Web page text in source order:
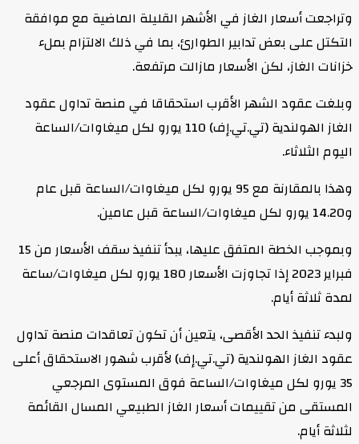
وتراجعت أسعار الغاز في الأشهر القليلة الماضية مع موافقة
التكتل على بعض تدابير الطوارئ، بما في ذلك الالتزام بملء
خزانات الغاز، لكن الأسعار مازالت مرتفعة.
وبلغت عقود الشهر الأقرب استحقاقا في منصة تداول عقود
الغاز الهولندية (تي.تي.إف) 110 يورو لكل ميغاوات/الساعة
اليوم الثلاثاء.
وهذا بالمقارنة مع 95 يورو لكل ميغاوات/الساعة قبل عام
و14.20 يورو لكل ميغاوات/الساعة قبل عامين.
وبموجب الخطة المتفق عليها، يبدأ تنفيذ سقف الأسعار من 15
فبراير 2023 إذا تجاوزت الأسعار 180 يورو لكل ميغاوات/ساعة
لمدة ثلاثة أيام.
ولبدء تنفيذ الحد الأقصى، يتعين أن تكون تعاقدات منصة تداول
عقود الغاز الهولندية (تي.تي.إف) لأقرب شهور الاستحقاق أعلى
35 يورو لكل ميغاوات/الساعة فوق المستوى المرجعي
المستقى من تقييمات أسعار الغاز الطبيعي المسال القائمة
لثلاثة أيام.